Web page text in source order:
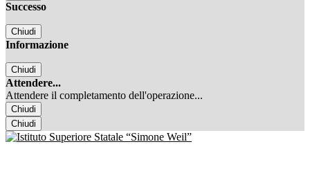
Successo
Chiudi
Informazione
Chiudi
Attendere...
Attendere il completamento dell'operazione...
Chiudi
Chiudi